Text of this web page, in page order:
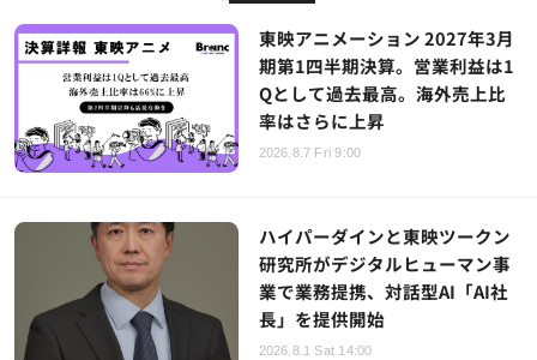
東映アニメーション 2027年3月
期第1四半期決算。営業利益は1
Qとして過去最高。海外売上比
率はさらに上昇
2026.8.7 Fri 9:00
ハイパーダインと東映ツークン
研究所がデジタルヒューマン事
業で業務提携、対話型AI「AI社
長」を提供開始
2026.8.1 Sat 14:00